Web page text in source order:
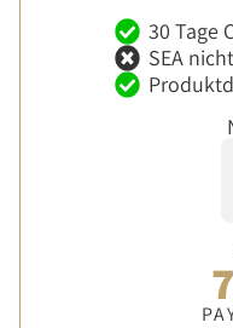
30 Tage
SEA